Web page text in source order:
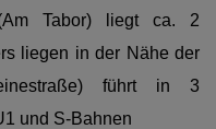
Tabor) liegt ca. 2
liegen in der Nähe der
führt in 3
und S-Bahnen